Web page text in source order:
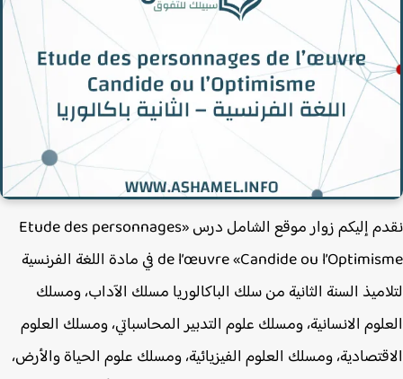
نقدم إليكم زوار موقع الشامل درس «Etude des personnages
de l’œuvre «Candide ou l’Optimisme في مادة اللغة الفرنسية
السنة الثانية من سلك الباكالوريا مسلك الآداب، ومسلك
الانسانية، ومسلك علوم التدبير المحاسباتي، ومسلك العلوم
ومسلك العلوم الفيزيائية، ومسلك علوم الحياة والأرض،